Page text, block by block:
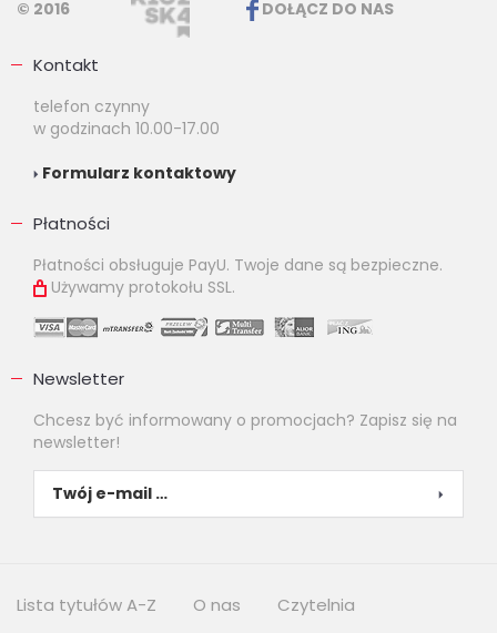
© 2016 DOŁĄCZ DO NAS
Kontakt
telefon czynny
w godzinach 10.00-17.00
Formularz kontaktowy
Płatności
Płatności obsługuje PayU. Twoje dane są bezpieczne.
Używamy protokołu SSL.
Newsletter
Chcesz być informowany o promocjach? Zapisz się na
newsletter!
Lista tytułów A-Z O nas Czytelnia